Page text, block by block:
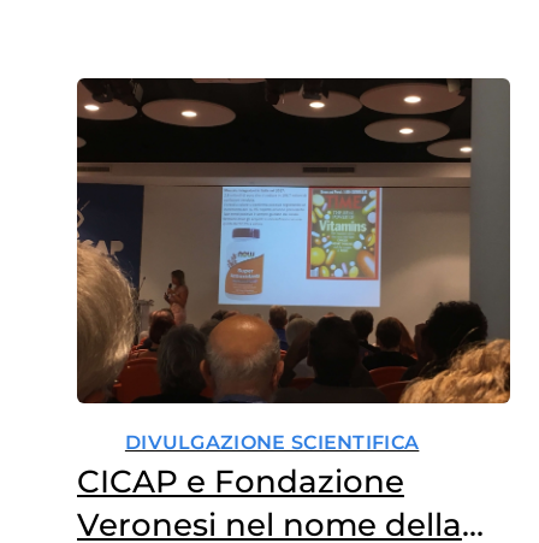
DIVULGAZIONE SCIENTIFICA
CICAP e Fondazione
Veronesi nel nome della